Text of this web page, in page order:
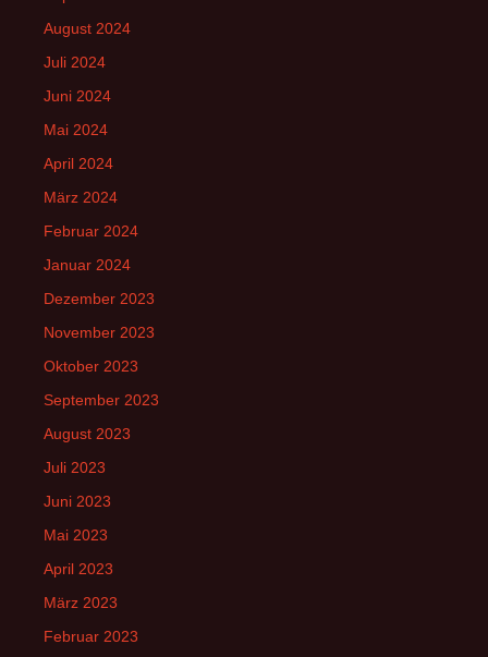
August 2024
Juli 2024
Juni 2024
Mai 2024
April 2024
März 2024
Februar 2024
Januar 2024
Dezember 2023
November 2023
Oktober 2023
September 2023
August 2023
Juli 2023
Juni 2023
Mai 2023
April 2023
März 2023
Februar 2023